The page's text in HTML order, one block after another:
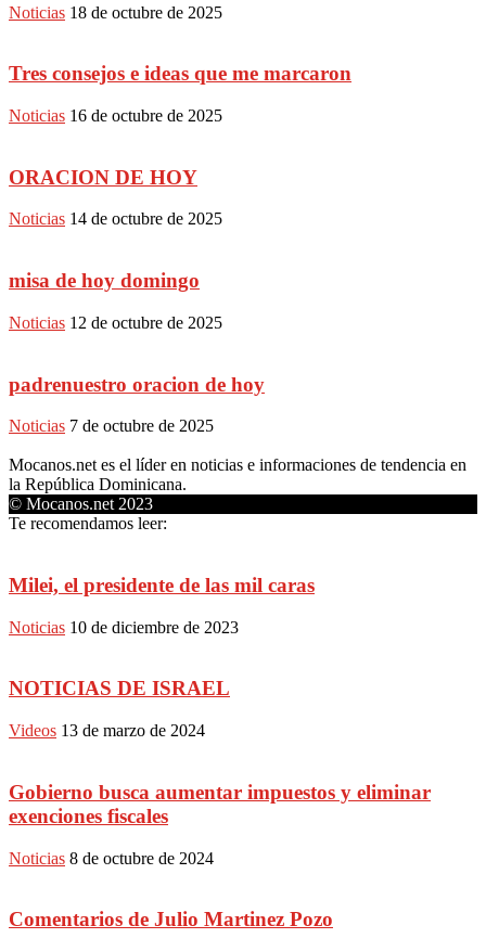
Noticias 18 de octubre de 2025
Tres consejos e ideas que me marcaron
Noticias 16 de octubre de 2025
ORACION DE HOY
Noticias 14 de octubre de 2025
misa de hoy domingo
Noticias 12 de octubre de 2025
padrenuestro oracion de hoy
Noticias 7 de octubre de 2025
Mocanos.net es el líder en noticias e informaciones de tendencia en
la República Dominicana.
© Mocanos.net 2023
Te recomendamos leer:
Milei, el presidente de las mil caras
Noticias 10 de diciembre de 2023
NOTICIAS DE ISRAEL
Videos 13 de marzo de 2024
Gobierno busca aumentar impuestos y eliminar
exenciones fiscales
Noticias 8 de octubre de 2024
Comentarios de Julio Martinez Pozo